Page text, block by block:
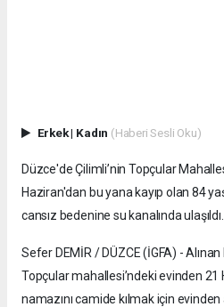
Erkek| Kadın (Haberi Sesli Oku)
Düzce'de Çilimli’nin Topçular
Haziran'dan bu yana kayıp olan 84
cansız bedenine su kanalında ulaşıldı.
Sefer DEMİR / DÜZCE (İGFA) -
Topçular mahallesi’ndeki evinden 21
namazını camide kılmak için